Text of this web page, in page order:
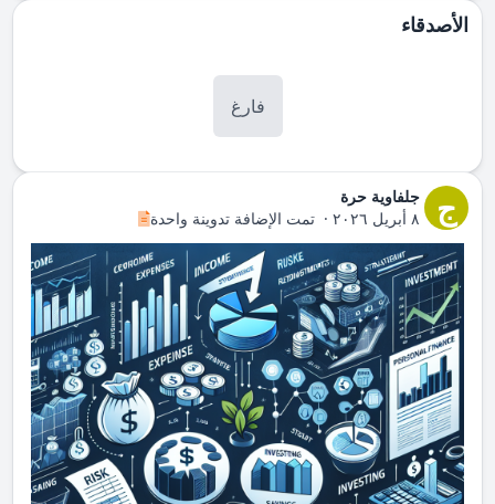
الأصدقاء
فارغ
ج
جلفاوية حرة
٨ أبريل ٢٠٢٦
· تمت الإضافة تدوينة واحدة